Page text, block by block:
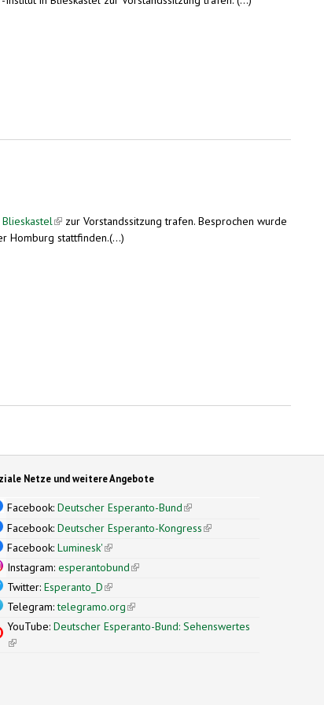
Blieskastel(link is external)
zur Vorstandssitzung trafen. Besprochen wurde
Homburg stattfinden.(...)
Netze und weitere Angebote
Facebook:Deutscher Esperanto-Bund(link is external)
Facebook:Deutscher Esperanto-Kongress(link is external)
Facebook:Luminesk'(link is external)
Instagram:esperantobund(link is external)
Twitter:Esperanto_D(link is external)
Telegram:telegramo.org(link is external)
YouTube:Deutscher Esperanto-Bund: Sehenswertes
(link is external)